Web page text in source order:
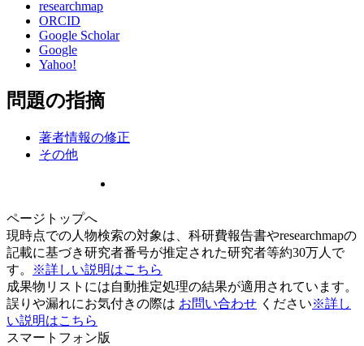
researchmap
ORCID
Google Scholar
Google
Yahoo!
問題の指摘
著者情報の修正
その他
ページトップへ
現時点での人物検索の対象は、科研費報告書やresearchmapの
記載に基づき研究者番号が推定された研究者等約30万人で
す。
※詳しい説明はこちら
成果物リストには自動推定処理の結果が適用されています。
誤りや漏れにお気付きの際は お問い合わせ ください※詳し
い説明はこちら
スマートフォン版